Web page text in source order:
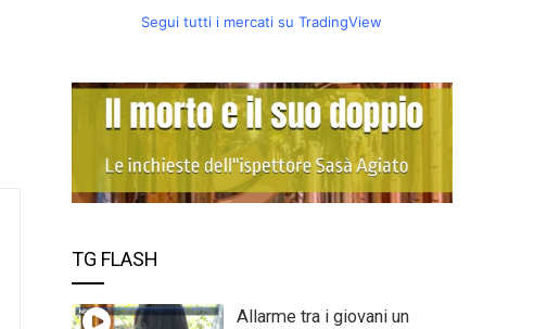
Segui tutti i mercati su TradingView
TG FLASH
Allarme tra i giovani un